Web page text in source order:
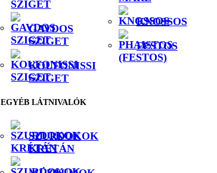
GAVDOS
SZIGET
KOUFONISSI
SZIGET
EGYÉB LÁTNIVALÓK
SZURDOKOK
KRÉTÁN
KNOSSOS
FESTOS